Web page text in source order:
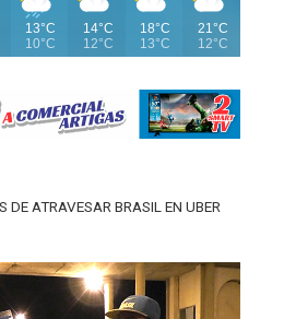
13°C
10°C
14°C
12°C
18°C
13°C
21°C
12°C
DE ATRAVESAR BRASIL EN UBER